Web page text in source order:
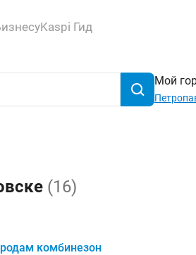
Kaspi Гид
Мой
(16)
комбинезон